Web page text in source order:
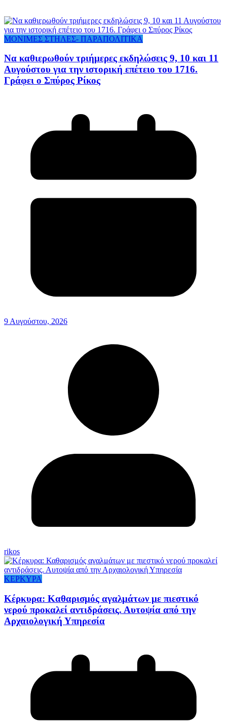
ΜΟΝΙΜΕΣ ΣΤΗΛΕΣ- ΠΑΡΑΠΟΛΙΤΙΚΑ
Να καθιερωθούν τριήμερες εκδηλώσεις 9, 10 και 11
Αυγούστου για την ιστορική επέτειο του 1716.
Γράφει ο Σπύρος Ρίκος
9 Αυγούστου, 2026
rikos
ΚΕΡΚΥΡΑ
Κέρκυρα: Καθαρισμός αγαλμάτων με πιεστικό
νερού προκαλεί αντιδράσεις. Αυτοψία από την
Αρχαιολογική Υπηρεσία